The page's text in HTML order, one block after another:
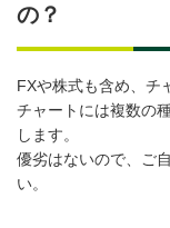
の？
FXや株式も含め、チ
チャートには複数の
します。
優劣はないので、ご
い。